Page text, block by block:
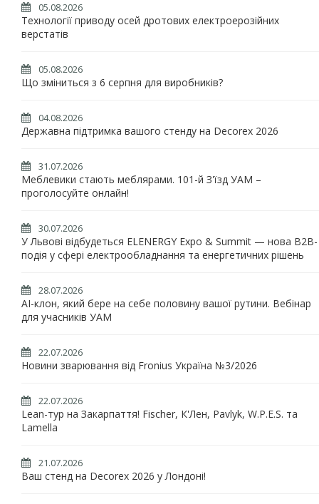
05.08.2026
Технології приводу осей дротових електроерозійних
верстатів
05.08.2026
Що зміниться з 6 серпня для виробників?
04.08.2026
Державна підтримка вашого стенду на Decorex 2026
31.07.2026
Меблевики стають меблярами. 101-й З'їзд УАМ –
проголосуйте онлайн!
30.07.2026
У Львові відбудеться ELENERGY Expo & Summit — нова B2B-
подія у сфері електрообладнання та енергетичних рішень
28.07.2026
AI-клон, який бере на себе половину вашої рутини. Вебінар
для учасників УАМ
22.07.2026
Новини зварювання від Fronius Україна №3/2026
22.07.2026
Lean-тур на Закарпаття! Fischer, К'Лен, Pavlyk, W.P.E.S. та
Lamella
21.07.2026
Ваш стенд на Decorex 2026 у Лондоні!